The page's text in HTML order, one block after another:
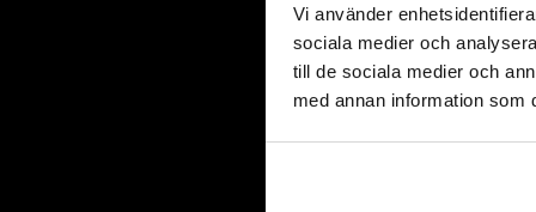
Vi använder
sociala medier och
till de sociala medier och
med annan information som